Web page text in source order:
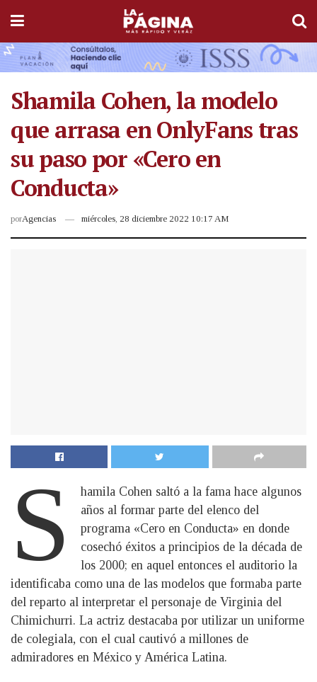
Shamila Cohen, la modelo
que arrasa en OnlyFans tras
su paso por «Cero en
Conducta»
porAgencias miércoles, 28 diciembre 2022 10:17 AM
S
hamila Cohen saltó a la fama hace algunos
años al formar parte del elenco del
programa «Cero en Conducta» en donde
cosechó éxitos a principios de la década de
los 2000; en aquel entonces el auditorio la
identificaba como una de las modelos que formaba parte
del reparto al interpretar el personaje de Virginia del
Chimichurri. La actriz destacaba por utilizar un uniforme
de colegiala, con el cual cautivó a millones de
admiradores en México y América Latina.